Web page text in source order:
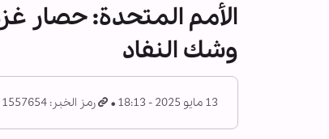
الأمم المتحدة: حصار
وشك النفاد
13 مايو 2025 - 18:13 رمز الخبر: 1557654